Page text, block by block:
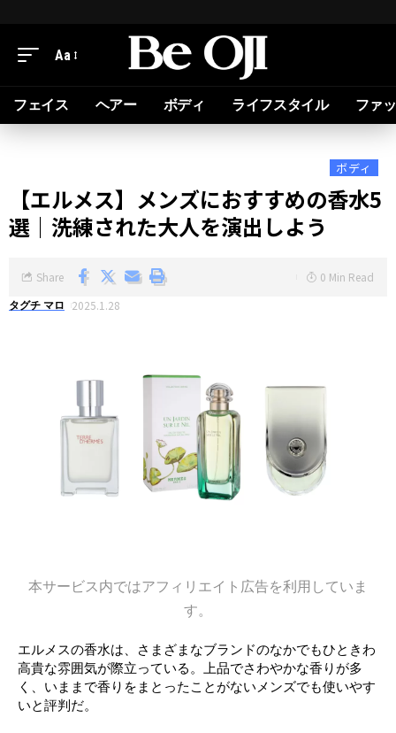
Aa
フェイス ヘアー ボディ ライフスタイル ファ
ボディ
【エルメス】メンズにおすすめの香水5
選｜洗練された大人を演出しよう
タグチ マロ 2025.1.28
Share 0 Min Read
本サービス内ではアフィリエイト広告を利用していま
す。
エルメスの香水は、さまざまなブランドのなかでもひときわ
高貴な雰囲気が際立っている。上品でさわやかな香りが多
く、いままで香りをまとったことがないメンズでも使いやす
いと評判だ。